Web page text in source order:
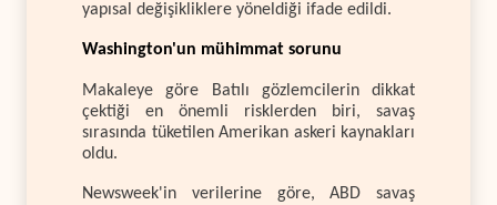
yapısal değişikliklere yöneldiği ifade edildi.
Washington'un mühimmat sorunu
Makaleye göre Batılı gözlemcilerin dikkat
çektiği en önemli risklerden biri, savaş
sırasında tüketilen Amerikan askeri kaynakları
oldu.
Newsweek'in verilerine göre, ABD savaş